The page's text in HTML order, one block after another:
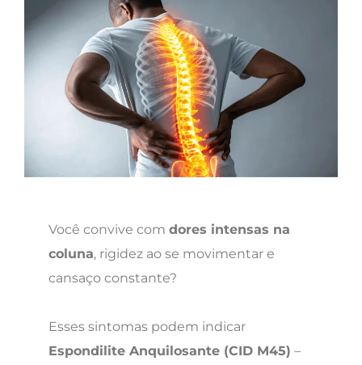
Você convive com dores intensas na
coluna, rigidez ao se movimentar e
cansaço constante?
Esses sintomas podem indicar
Espondilite Anquilosante (CID M45) –